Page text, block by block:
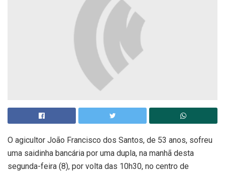
O agicultor João Francisco dos Santos, de 53 anos, sofreu
uma saidinha bancária por uma dupla, na manhã desta
segunda-feira (8), por volta das 10h30, no centro de